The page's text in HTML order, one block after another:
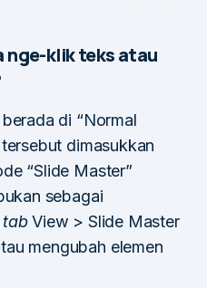
nge-klik teks atau
di “Normal
dimasukkan
“Slide Master”
sebagai
tabView > Slide Master
mengubah elemen